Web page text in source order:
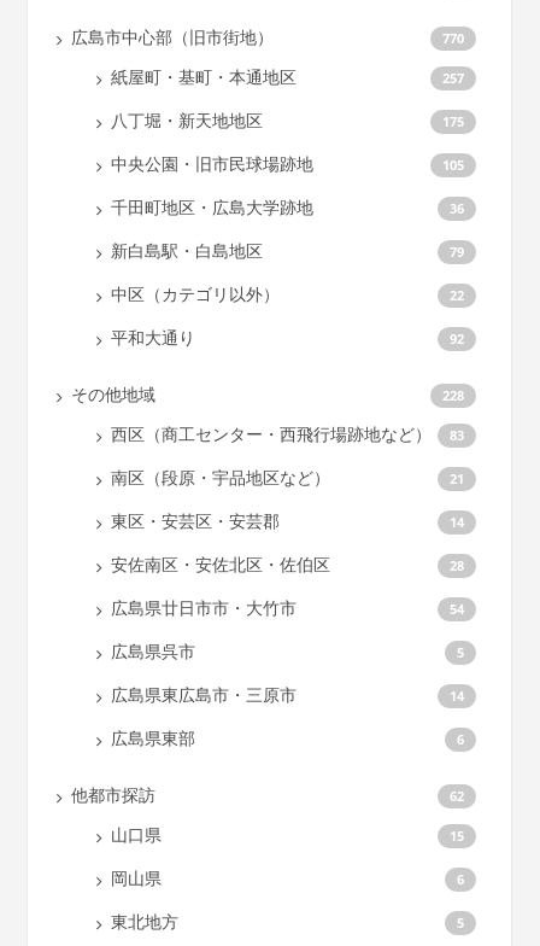
広島市中心部（旧市街地） 770
紙屋町・基町・本通地区 257
八丁堀・新天地地区 175
中央公園・旧市民球場跡地 105
千田町地区・広島大学跡地 36
新白島駅・白島地区 79
中区（カテゴリ以外） 22
平和大通り 92
その他地域 228
西区（商工センター・西飛行場跡地など） 83
南区（段原・宇品地区など） 21
東区・安芸区・安芸郡 14
安佐南区・安佐北区・佐伯区 28
広島県廿日市市・大竹市 54
広島県呉市 5
広島県東広島市・三原市 14
広島県東部 6
他都市探訪 62
山口県 15
岡山県 6
東北地方 5